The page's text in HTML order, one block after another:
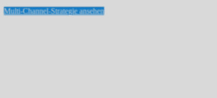
Multi-Channel-Strategie ansehen